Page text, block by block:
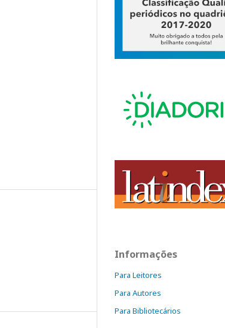
Informações
Para Leitores
Para Autores
Para Bibliotecários